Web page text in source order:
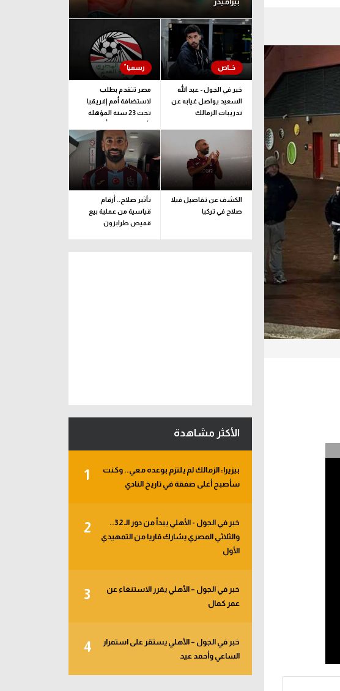
خبر في الجول - عبد الله
السعيد يواصل غيابه عن
تدريبات الزمالك
مصر تتقدم بطلب
لاستضافة أمم إفريقيا
تحت 23 سنة المؤهلة
لأولمبياد لوس أنجلوس
الكشف عن تفاصيل فيلا
صلاح في تركيا
تأثير صلاح.. أرقام
قياسية من عملية بيع
قميص طرابزون
الأكثر مشاهدة
1
بيزيرا: الزمالك لم يلتزم بوعده معي.. وكنت
سأصبح أغلى صفقة في تاريخ النادي
2
خبر في الجول - الأهلي يبدأ من دور الـ 32..
والثلاثي المصري يشارك قاريا من التمهيدي
الأول
3
خبر في الجول – الأهلي يقرر الاستنغاء عن
عمر كمال
4
خبر في الجول – الأهلي يستقر على استمرار
الساعي وأحمد عيد